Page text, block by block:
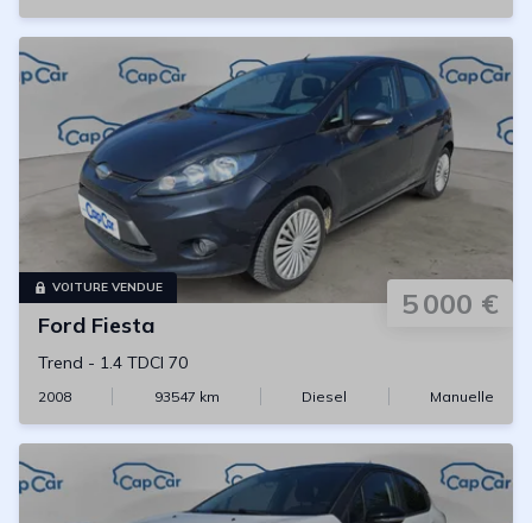
VOITURE VENDUE 5 000 €
Ford Fiesta
Trend - 1.4 TDCI 70
2008 93547 km Diesel Manuelle